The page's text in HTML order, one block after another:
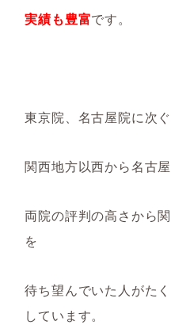
実績も豊富です。
東京院、名古屋院に次ぐ
関西地方以西から名古
両院の評判の高さから
を
待ち望んでいた人がた
しています。